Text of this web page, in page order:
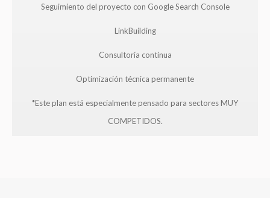
Seguimiento del proyecto con Google Search Console
LinkBuilding
Consultoría continua
Optimización técnica permanente
*Este plan está especialmente pensado para sectores MUY
COMPETIDOS.